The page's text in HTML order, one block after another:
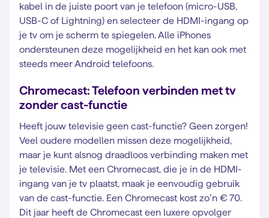
kabel in de juiste poort van je telefoon (micro-USB,
USB-C of Lightning) en selecteer de HDMI-ingang op
je tv om je scherm te spiegelen. Alle iPhones
ondersteunen deze mogelijkheid en het kan ook met
steeds meer Android telefoons.
Chromecast: Telefoon verbinden met tv
zonder cast-functie
Heeft jouw televisie geen cast-functie? Geen zorgen!
Veel oudere modellen missen deze mogelijkheid,
maar je kunt alsnog draadloos verbinding maken met
je televisie. Met een Chromecast, die je in de HDMI-
ingang van je tv plaatst, maak je eenvoudig gebruik
van de cast-functie. Een Chromecast kost zo’n € 70.
Dit jaar heeft de Chromecast een luxere opvolger